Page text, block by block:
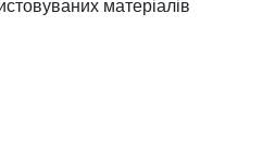
матеріалів